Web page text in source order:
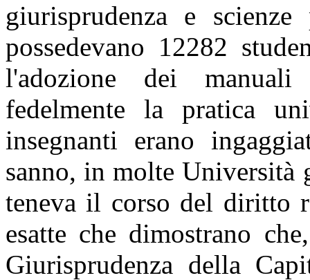
giurisprudenza e
possedevano 12282
l'adozione dei
fedelmente la pratica
insegnanti erano
sanno, inmolte Università
teneva il corso del diritto
esatte che dimostrano
Giurisprudenza della